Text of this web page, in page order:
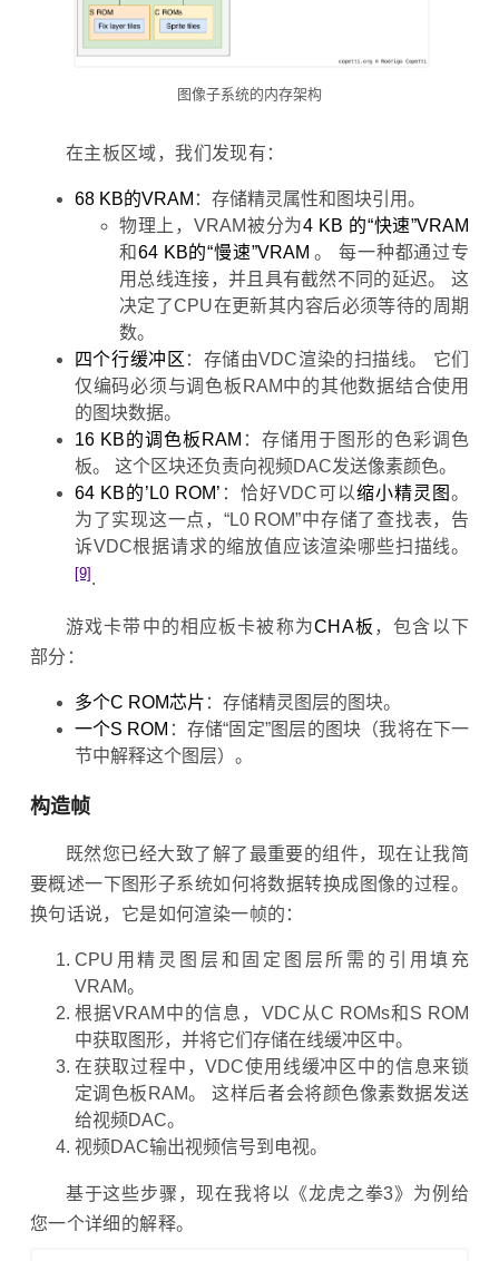
图像子系统的内存架构
在主板区域，我们发现有：
68 KB的VRAM ：存储精灵属性和图块引用。
物理上，VRAM被分为4 KB 的“快速”VRAM
和64 KB的“慢速”VRAM 。 每一种都通过专
用总线连接，并且具有截然不同的延迟。 这
决定了CPU在更新其内容后必须等待的周期
数。
四个行缓冲区 ：存储由VDC渲染的扫描线。 它们
仅编码必须与调色板RAM中的其他数据结合使用
的图块数据。
16 KB的调色板RAM ：存储用于图形的色彩调色
板。 这个区块还负责向视频DAC发送像素颜色。
64 KB的’L0 ROM’ ：恰好VDC可以缩小精灵图。
为了实现这一点，“L0 ROM”中存储了查找表，告
诉VDC根据请求的缩放值应该渲染哪些扫描线。
[9] .
游戏卡带中的相应板卡被称为CHA板 ，包含以下
部分：
多个C ROM芯片 ：存储精灵图层的图块。
一个S ROM ：存储“固定”图层的图块（我将在下一
节中解释这个图层）。
构造帧
既然您已经大致了解了最重要的组件，现在让我简
要概述一下图形子系统如何将数据转换成图像的过程。
换句话说，它是如何渲染一帧的：
CPU用精灵图层和固定图层所需的引用填充
VRAM。
根据VRAM中的信息，VDC从C ROMs和S ROM
中获取图形，并将它们存储在线缓冲区中。
在获取过程中，VDC使用线缓冲区中的信息来锁
定调色板RAM。 这样后者会将颜色像素数据发送
给视频DAC。
视频DAC输出视频信号到电视。
基于这些步骤，现在我将以《龙虎之拳3》为例给
您一个详细的解释。